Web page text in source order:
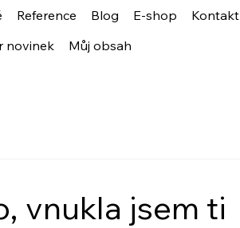
Reference Blog E-shop
Kontakt
novinek
Můj obsah
vnukla jsem ti